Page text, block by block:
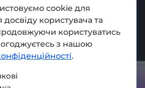
Мапа сайту
Press kit
використання
конфіденційності
cookie для
користувача та
користуватись
з нашою
.